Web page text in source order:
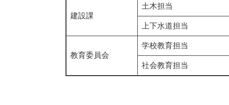
建設課
土木担当
上下水道担当
教育委員会
学校教育担当
社会教育担当